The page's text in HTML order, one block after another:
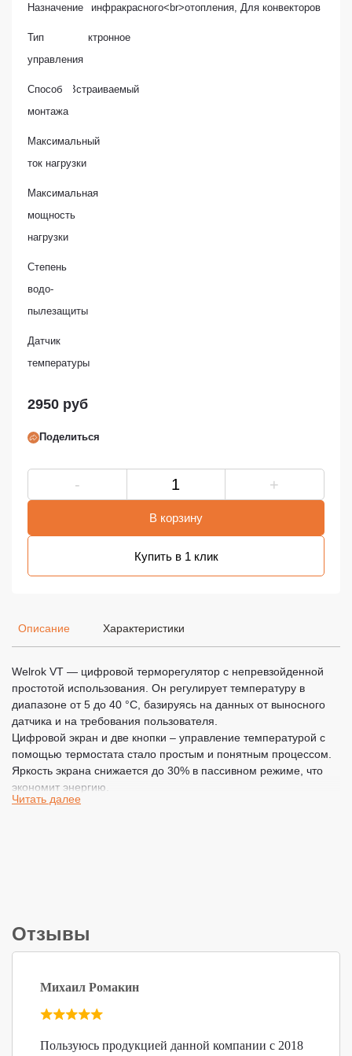
НазначениеДля инфракрасного<br>отопления, Для конвекторов
Тип
управления
Электронное
Способ
монтажа
Встраиваемый
Максимальный
ток нагрузки
16 А
Максимальная
мощность
нагрузки
16 кВт
Степень
водо-
пылезащиты
Датчик
температуры
2950 руб
Поделиться
- +
В корзину
Купить в 1 клик
Описание Характеристики
Welrok VT — цифровой терморегулятор с непревзойденной
простотой использования. Он регулирует температуру в
диапазоне от 5 до 40 °С, базируясь на данных от выносного
датчика и на требования пользователя.
Цифровой экран и две кнопки – управление температурой с
помощью термостата стало простым и понятным процессом.
Яркость экрана снижается до 30% в пассивном режиме, что
экономит энергию.
Монтаж тоже не вызовет трудностей – предусмотрена удобная
работы при снижении до 80 °C после подтверждения от
пользователя.
Читать далее
Отзывы
Михаил Ромакин
Пользуюсь продукцией данной компании с 2018